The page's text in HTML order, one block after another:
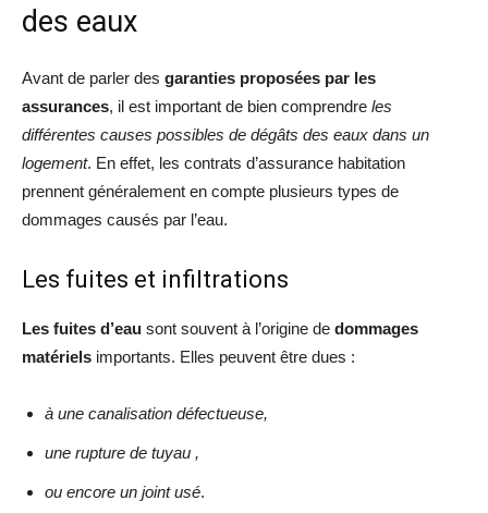
des eaux
Avant de parler des garanties proposées par les
assurances, il est important de bien comprendre les
différentes causes possibles de dégâts des eaux dans un
logement. En effet, les contrats d’assurance habitation
prennent généralement en compte plusieurs types de
dommages causés par l’eau.
Les fuites et infiltrations
Les fuites d’eau sont souvent à l’origine de dommages
matériels importants. Elles peuvent être dues :
à une canalisation défectueuse,
une rupture de tuyau ,
ou encore un joint usé.